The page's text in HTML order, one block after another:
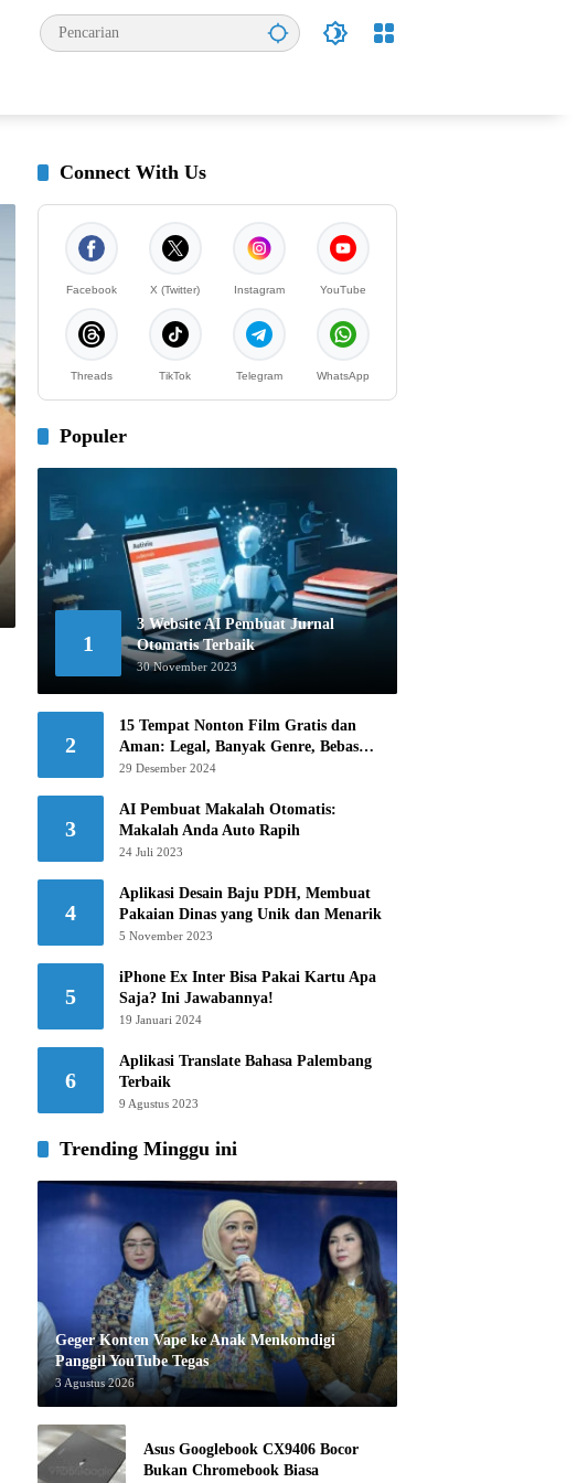
Connect With Us
Facebook X (Twitter) Instagram YouTube
Threads TikTok Telegram WhatsApp
Populer
1
3 Website AI Pembuat Jurnal
Otomatis Terbaik
30 November 2023
2
15 Tempat Nonton Film Gratis dan
Aman: Legal, Banyak Genre, Bebas
Khawatir!
29 Desember 2024
3
AI Pembuat Makalah Otomatis:
Makalah Anda Auto Rapih
24 Juli 2023
4
Aplikasi Desain Baju PDH, Membuat
Pakaian Dinas yang Unik dan Menarik
5 November 2023
5
iPhone Ex Inter Bisa Pakai Kartu Apa
Saja? Ini Jawabannya!
19 Januari 2024
6
Aplikasi Translate Bahasa Palembang
Terbaik
9 Agustus 2023
Trending Minggu ini
Geger Konten Vape ke Anak Menkomdigi
Panggil YouTube Tegas
3 Agustus 2026
Asus Googlebook CX9406 Bocor
Bukan Chromebook Biasa